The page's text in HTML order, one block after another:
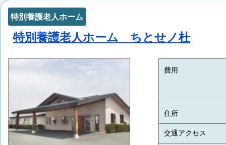
特別養護老人ホーム
特別養護老人ホーム ちとせノ杜
費用
住所
交通アクセス